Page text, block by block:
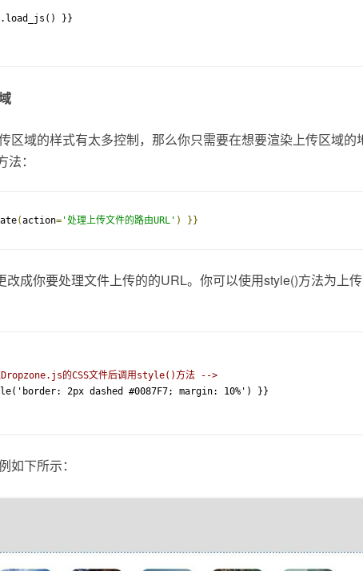
区域的样式有太多控制，那么你只需要在想要渲染上传区域的
：
(action= '处理上传文件的路由URL' ) }}
改成你要处理文件上传的的URL。你可以使用style()方法为上
的CSS文件后调用style()方法 -->
如下所示：